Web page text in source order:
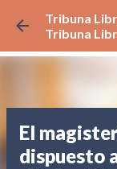
Tribuna
Tribuna
El
dispuesto